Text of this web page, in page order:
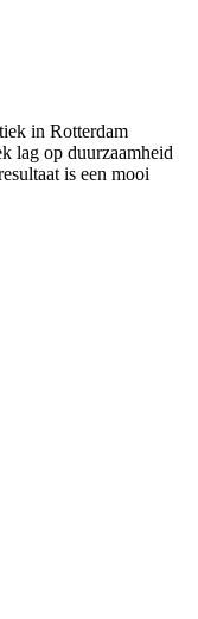
in Rotterdam
lag op duurzaamheid
is een mooi